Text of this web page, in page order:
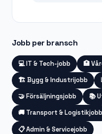
Jobb per bransch
💻IT & Tech-jobb 🏥
🏗️ Bygg & Industrijobb
🤝Försäljningsjobb 📚
🚚 Transport & Logistikjobb
📋Admin & Servicejobb